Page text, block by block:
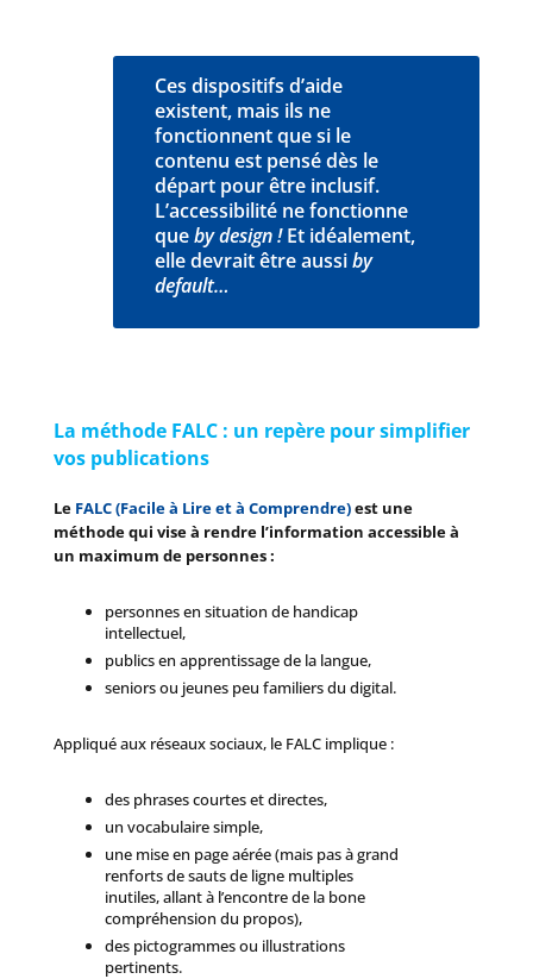
Ces dispositifs d’aide
existent, mais ils ne
fonctionnent que si le
contenu est pensé dès le
départ pour être inclusif.
L’accessibilité ne fonctionne
queby design !Et idéalement,
elle devrait être aussiby
default…
La méthode FALC : un repère pour simplifier
vos publications
Le FALC (Facile à Lire et à Comprendre)est une
méthode qui vise à rendre l’information accessible à
un maximum de personnes :
personnes en situation de handicap
intellectuel,
publics en apprentissage de la langue,
seniors ou jeunes peu familiers du digital.
Appliqué aux réseaux sociaux, le FALC implique :
des phrases courtes et directes,
un vocabulaire simple,
une mise en page aérée (mais pas à grand
renforts de sauts de ligne multiples
inutiles, allant à l’encontre de la bone
compréhension du propos),
des pictogrammes ou illustrations
pertinents.